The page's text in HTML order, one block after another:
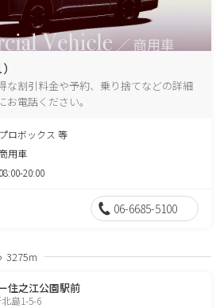
な割引料金や予約、乗り捨てなどの詳細
電話ください。
プロボックス 等
用車
08:00-20:00
06-6685-5100
3275m
住之江公園駅前
島1-5-6